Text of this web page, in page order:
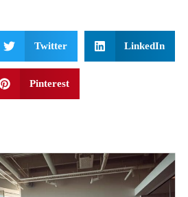
Twitter LinkedIn
Pinterest